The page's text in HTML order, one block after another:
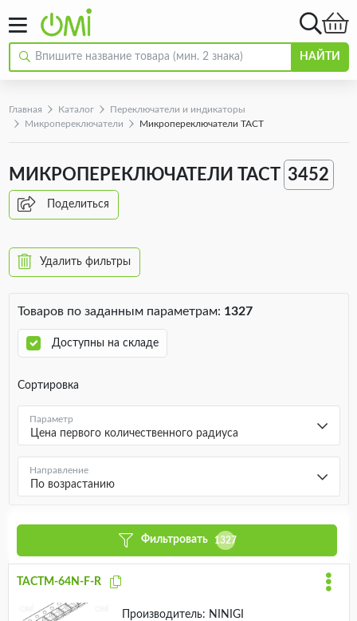
НАЙТИ
Главная Каталог
Переключатели и индикаторы
Микропереключатели
Микропереключатели TACT
МИКРОПЕРЕКЛЮЧАТЕЛИ TACT 3452
Поделиться
Удалить фильтры
Товаров по заданным параметрам: 1327
Доступны на складе
Сортировка
Цена первого количественного радиуса
Параметр
По возрастанию
Направление
Фильтровать 1327
TACTM-64N-F-R
Производитель: NINIGI